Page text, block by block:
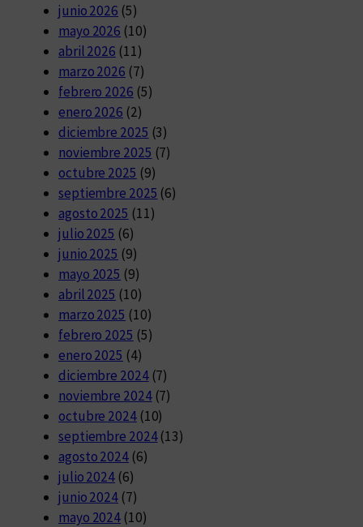
junio 2026 (5)
mayo 2026 (10)
abril 2026 (11)
marzo 2026 (7)
febrero 2026 (5)
enero 2026 (2)
diciembre 2025 (3)
noviembre 2025 (7)
octubre 2025 (9)
septiembre 2025 (6)
agosto 2025 (11)
julio 2025 (6)
junio 2025 (9)
mayo 2025 (9)
abril 2025 (10)
marzo 2025 (10)
febrero 2025 (5)
enero 2025 (4)
diciembre 2024(7)
noviembre 2024(7)
octubre 2024(10)
septiembre 2024(13)
agosto 2024(6)
julio 2024 (6)
junio 2024 (7)
mayo 2024 (10)